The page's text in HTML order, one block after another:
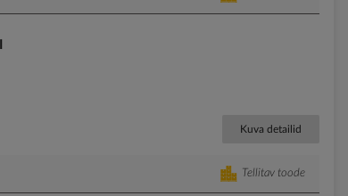
Kuva detailid
Tellitav toode